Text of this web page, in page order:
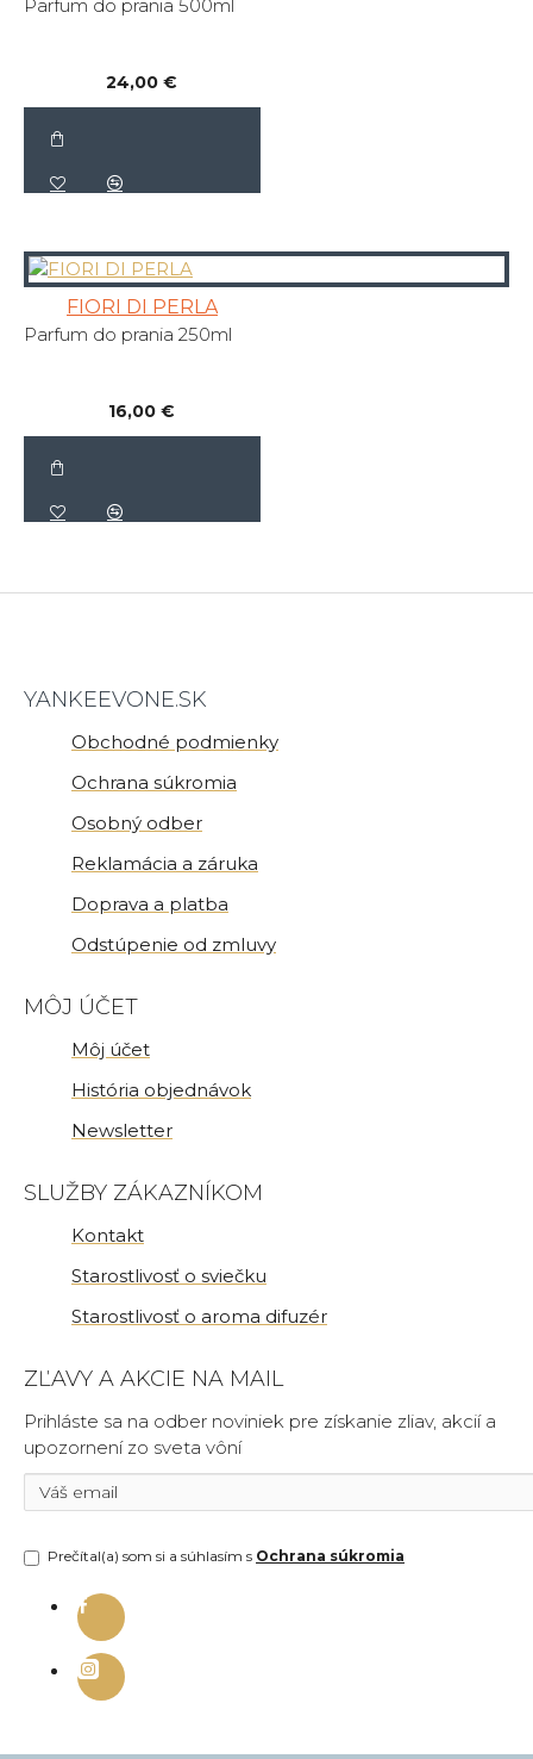
Parfum do prania 500ml
24,00 €
FIORI DI PERLA
Parfum do prania 250ml
16,00 €
YANKEEVONE.SK
Obchodné podmienky
Ochrana súkromia
Osobný odber
Reklamácia a záruka
Doprava a platba
Odstúpenie od zmluvy
MÔJ ÚČET
Môj účet
História objednávok
Newsletter
SLUŽBY ZÁKAZNÍKOM
Kontakt
Starostlivosť o sviečku
Starostlivosť o aroma difuzér
ZĽAVY A AKCIE NA MAIL
Prihláste sa na odber noviniek pre získanie zliav, akcií a
upozornení zo sveta vôní
Prečítal(a) som si a súhlasím s Ochrana súkromia